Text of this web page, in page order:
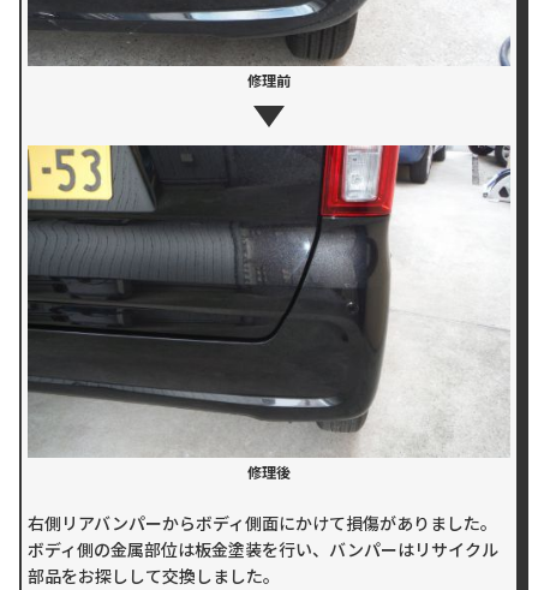
修理前
修理後
右側リアバンパーからボディ側面にかけて損傷がありました。
ボディ側の金属部位は板金塗装を行い、バンパーはリサイクル
部品をお探しして交換しました。